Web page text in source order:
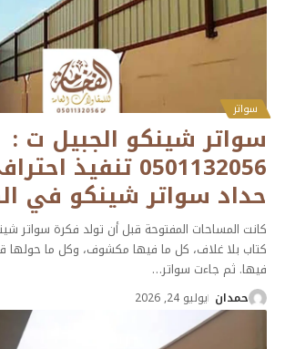
سواتر
سواتر شينكو الجبيل ت :
0501132056 تنفيذ
حداد سواتر شينكو في
كانت المساحات المفتوحة قبل أن تولد فكرة سواتر
كتاب بلا غلاف، كل ما فيها مكشوف، وكل ما حولها
فيها. ثم جاءت سواتر…
حمدان يوليو 24, 2026